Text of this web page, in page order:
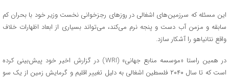
این مسئله که سرزمین‌های اشغالی در روزهای رجزخوانی نخست وزیر خود با بحران کم
سابقه و مزمن آب دست و پنجه نرم می‌کند، می‌تواند بسیاری از ابعاد اظهارات خلاف
واقع نتانیاهو را آشکار سازد.
در همین راستا «موسسه منابع جهانی» (WRI) در گزارش اخیر خود پیش‌بینی کرده
است که تا سال ۲۰۴۰ فلسطین اشغالی به دلیل تغییر اقلیم و گرمایش زمین از یک سو